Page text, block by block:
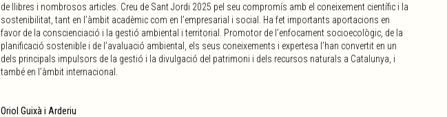
de llibres i nombrosos articles. Creu de Sant Jordi 2025 pel seu compromís amb el coneixement científic i la
sostenibilitat, tant en l’àmbit acadèmic com en l’empresarial i social. Ha fet importants aportacions en
favor de la conscienciació i la gestió ambiental i territorial. Promotor de l’enfocament socioecològic, de la
planificació sostenible i de l’avaluació ambiental, els seus coneixements i expertesa l’han convertit en un
dels principals impulsors de la gestió i la divulgació del patrimoni i dels recursos naturals a Catalunya, i
també en l’àmbit internacional.
Oriol Guixà i Arderiu